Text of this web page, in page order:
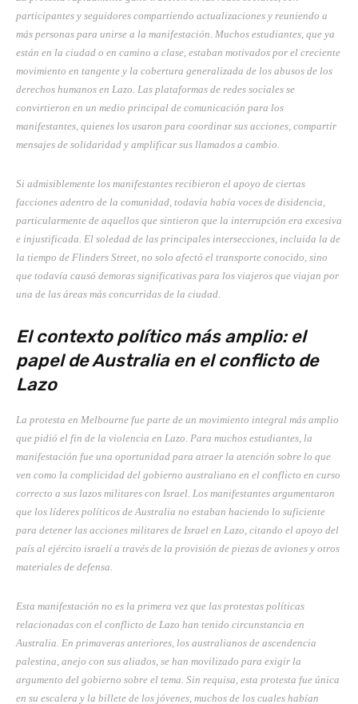
participantes y seguidores compartiendo actualizaciones y reuniendo a
más personas para unirse a la manifestación. Muchos estudiantes, que ya
están en la ciudad o en camino a clase, estaban motivados por el creciente
movimiento en tangente y la cobertura generalizada de los abusos de los
derechos humanos en Lazo. Las plataformas de redes sociales se
convirtieron en un medio principal de comunicación para los
manifestantes, quienes los usaron para coordinar sus acciones, compartir
mensajes de solidaridad y amplificar sus llamados a cambio.
Si admisiblemente los manifestantes recibieron el apoyo de ciertas
facciones adentro de la comunidad, todavía había voces de disidencia,
particularmente de aquellos que sintieron que la interrupción era excesiva
e injustificada. El soledad de las principales intersecciones, incluida la de
la tiempo de Flinders Street, no solo afectó el transporte conocido, sino
que todavía causó demoras significativas para los viajeros que viajan por
una de las áreas más concurridas de la ciudad.
El contexto político más amplio: el
papel de Australia en el conflicto de
Lazo
La protesta en Melbourne fue parte de un movimiento integral más amplio
que pidió el fin de la violencia en Lazo. Para muchos estudiantes, la
manifestación fue una oportunidad para atraer la atención sobre lo que
ven como la complicidad del gobierno australiano en el conflicto en curso
correcto a sus lazos militares con Israel. Los manifestantes argumentaron
que los líderes políticos de Australia no estaban haciendo lo suficiente
para detener las acciones militares de Israel en Lazo, citando el apoyo del
país al ejército israelí a través de la provisión de piezas de aviones y otros
materiales de defensa.
Esta manifestación no es la primera vez que las protestas políticas
relacionadas con el conflicto de Lazo han tenido circunstancia en
Australia. En primaveras anteriores, los australianos de ascendencia
palestina, anejo con sus aliados, se han movilizado para exigir la
argumento del gobierno sobre el tema. Sin requisa, esta protesta fue única
en su escalera y la billete de los jóvenes, muchos de los cuales habían